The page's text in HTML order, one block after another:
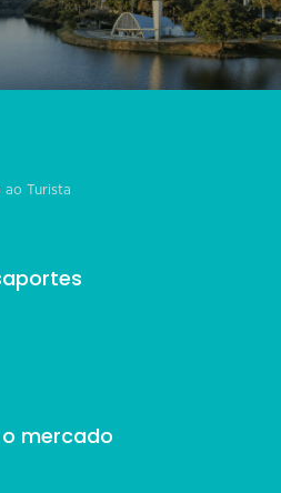
Turista
mercado